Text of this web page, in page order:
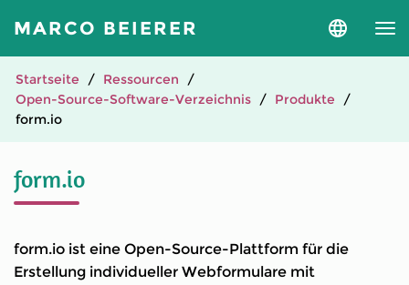
MARCO BEIERER
Sprache
Startseite
Ressourcen
Open-Source-Software-Verzeichnis
Produkte
form.io
form.io
form.io ist eine Open-Source-Plattform für die
Erstellung individueller Webformulare mit